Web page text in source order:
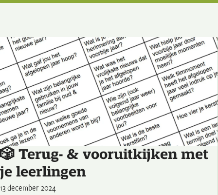
🎲 Terug- & vooruitkijken met
je leerlingen
13 december 2024